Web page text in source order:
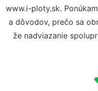
www.i-ploty.sk.
a dôvodov, prečo sa
že nadviazanie